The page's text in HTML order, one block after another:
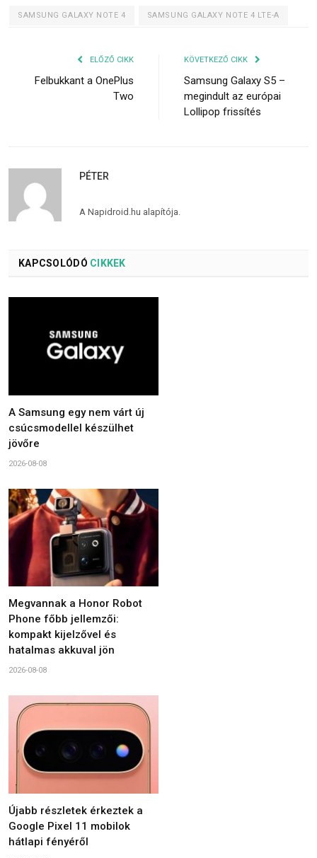
SAMSUNG GALAXY NOTE 4 SAMSUNG GALAXY NOTE 4 LTE-A
ELŐZŐ CIKK
Felbukkant a OnePlus
Two
KÖVETKEZŐ CIKK
Samsung Galaxy S5 –
megindult az európai
Lollipop frissítés
PÉTER
A Napidroid.hu alapítója.
KAPCSOLÓDÓ CIKKEK
A Samsung egy nem várt új
csúcsmodellel készülhet
jövőre
2026-08-08
Megvannak a Honor Robot
Phone főbb jellemzői:
kompakt kijelzővel és
hatalmas akkuval jön
2026-08-08
Újabb részletek érkeztek a
Google Pixel 11 mobilok
hátlapi fényéről